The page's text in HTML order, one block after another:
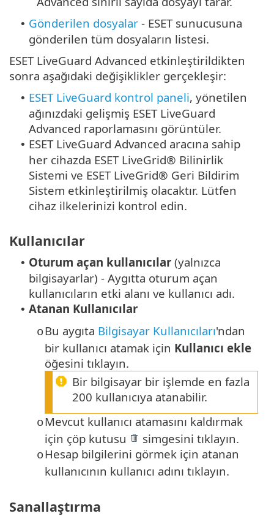
• Gönderilen dosyalar - ESET sunucusuna
gönderilen tüm dosyaların listesi.
ESET LiveGuard Advanced etkinleştirildikten
sonra aşağıdaki değişiklikler gerçekleşir:
• ESET LiveGuard kontrol paneli, yönetilen
ağınızdaki gelişmiş ESET LiveGuard
Advanced raporlamasını görüntüler.
• ESET LiveGuard Advanced aracına sahip
her cihazda ESET LiveGrid® Bilinirlik
Sistemi ve ESET LiveGrid® Geri Bildirim
Sistem etkinleştirilmiş olacaktır. Lütfen
cihaz ilkelerinizi kontrol edin.
Kullanıcılar
• Oturum açan kullanıcılar (yalnızca
bilgisayarlar) - Aygıtta oturum açan
kullanıcıların etki alanı ve kullanıcı adı.
• Atanan Kullanıcılar
oBu aygıta Bilgisayar Kullanıcıları'ndan
bir kullanıcı atamak için Kullanıcı ekle
öğesini tıklayın.
Bir bilgisayar bir işlemde en fazla
200 kullanıcıya atanabilir.
oMevcut kullanıcı atamasını kaldırmak
için çöp kutusu
simgesini tıklayın.
oHesap bilgilerini görmek için atanan
kullanıcının kullanıcı adını tıklayın.
Sanallaştırma